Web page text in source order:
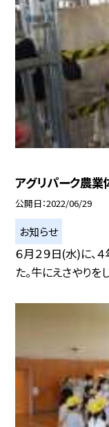
アグリパーク農
公開日 2022/06/29
お知らせ
６月２９日(水)に、
た。牛にえさやりを